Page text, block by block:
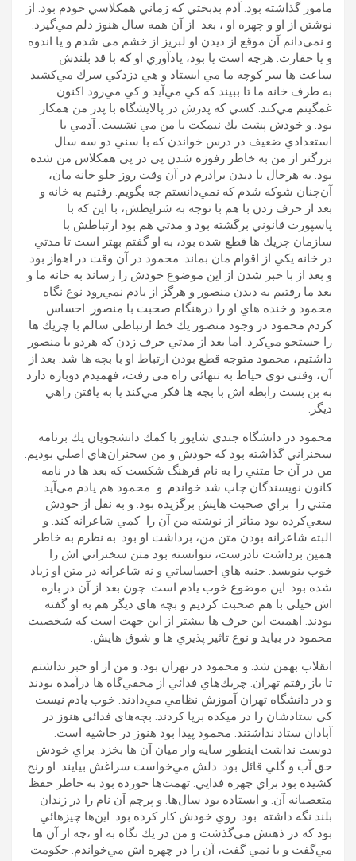
مامور گذاشته بود. آدم بدبختي كه زماني همكلاسي خودم بود. از
نوشتن از او و چهره او ، بعد از آن همه سال هنوز دلم مي‌گيرد.
و نمي‌دانم آن موقع از ديدن او لبريز از خشم مي شدم و يا اندوه
و يا حقارت. هرچه است يا بود، يادآوري او كه با قد بلندش
ساعت ها سر كوچه ما مي ايستاد و هي دزدكي سرك مي‌كشيد
به طرف خانه ما تا ببيند كه كي مي‌آيد و كي مي‌رود اكنون
غمگينم مي‌كند. كسي كه پدرش در پالايشگاه با پدر من همكار
بود. و خودش پشت يك نيمكت با من مي نشست. آدمي با
استعدادي ضعيف در درس خواندن كه با سني دو سه سال
بزرگتر از من به خاطر رفوزه شدن پي در پي همكلاس من شده
بود. به هرحال با ديدن برادرم در آن وقت روز جلو خانه مان،
آن‌چنان شوكه شدم كه نمي‌دانستم چه بگويم. رفتيم به خانه و
بعد از حرف زدن با هم با توجه به شرايطش،‌ با اين كه با
پاسپورت قانوني برگشته بود و مدتي هم بود ارتباطش با
سازمان چريك ها قطع شده بود، به او گفتم بهتر است تا مدتي
در خانه يكي از اقوام مان بماند. محمود در آن وقت در اهواز بود
و بعد از با خبر شدن از اين موضوع خودش را رساند به خانه ما و
بعد ما رفتيم به ديدن منصور و هرگز از يادم نمي‌رود نوع نگاه
محمود و خنده هاي او را درهنگام صحبت با منصور. احساس
كردم محمود در وجود منصور يك خط ارتباطي سالم با چريك ها
را جستجو مي‌كرد. اما بعد از مدتي حرف زدن كه هردو با منصور
داشتيم، محمود متوجه قطع بودن ارتباط او با بچه ها شد. بعد از
آن، وقتي توي حياط به تنهائي راه مي رفت، فهميدم دوباره دارد
به بن بست رابطه اش با بچه ها فكر مي‌كند يا به يافتن راهي
ديگر.
محمود در دانشگاه جندي شاپور با كمك دانشجويان يك برنامه
سخنراني گذاشته بود كه خودش و من سخنران‌هاي اصلي بوديم.
من در آن جا متني را به نام فرهنگ شكست كه بعد ها در نامه
كانون نويسندگان چاپ شد خواندم. و محمود هم يادم مي‌آيد
متني را براي صحبت هايش برگزيده بود. و به نقل از خودش
سعي‌كرده بود متاثر از نوشته من آن را كمي شاعرانه كند. و
البته شاعرانه بودن متن من، برداشت او بود. به نظرم به خاطر
همين برداشت نادرست، نتوانسته بود متن سخنراني اش را
خوب بنويسد. جنبه هاي احساساتي و نه شاعرانه در متن او زياد
شده بود. اين موضوع خوب يادم است. چون بعد از آن در باره
اش خيلي با هم صحبت كرديم و بچه هاي ديگر هم به او گفته
بودند. اهميت اين حرف ها بيشتر از اين جهت است كه شخصيت
محمود در بيايد و نوع تاثير پذيري ها و شوق هايش.
انقلاب بهمن شد. و محمود در تهران بود. و من از او خبر نداشتم
تا باز رفتم تهران. چريك‌هاي فدائي از مخفي‌گاه ها درآمده بودند
و در دانشگاه تهران آموزش نظامي مي‌دادند. خوب يادم نيست
كي ستادشان را در ميكده برپا كردند. بچه‌هاي فدائي هنوز در
آبادان ستاد نداشتند. محمود پيدا بود هنوز در حاشيه است.
دوست نداشت اينطور سايه وار ميان آن ها بخزد. براي خودش
حق آب و گلي قائل بود. دلش مي‌خواست سراغش بيايند. او رنج
كشيده بود براي چهره فدايي. تهمت‌ها خورده بود به خاطر حفظ
متعصبانه آن. و ايستاده بود سال‌ها. و پرچم آن نام را در زندان
بلند نگه داشته بود. روي خودش كار كرده بود. اين‌ها چيزهائي
بود كه در ذهنش مي‌گذشت و من در يك نگاه به او ،چه از آن ها
مي‌گفت و يا نمي گفت، آن را در چهره اش مي‌خواندم. حكومت